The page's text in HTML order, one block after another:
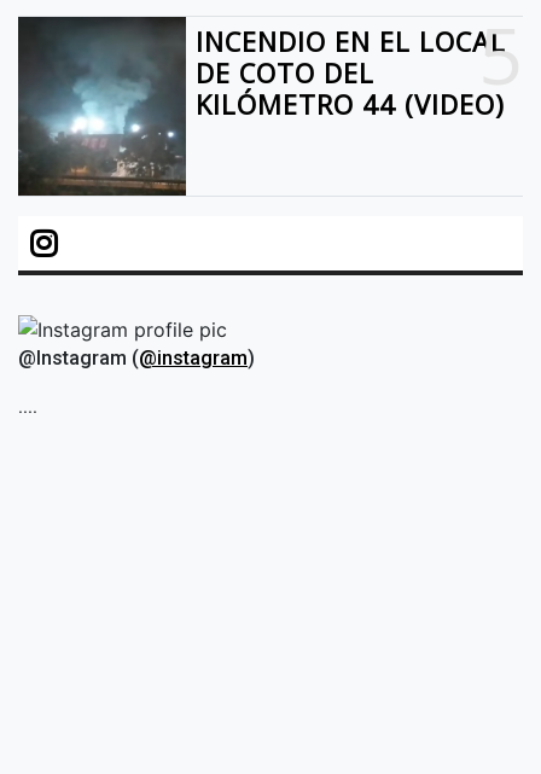
5
INCENDIO EN EL LOCAL
DE COTO DEL
KILÓMETRO 44 (VIDEO)
@Instagram (@instagram)
....